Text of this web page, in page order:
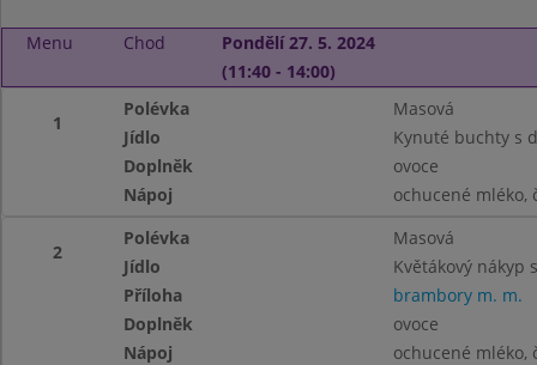
Menu Chod
Pondělí 27. 5. 2024
(11:40 - 14:00)
1
Polévka
Masová
Jídlo
Kynuté buchty s
Doplněk
ovoce
Nápoj
ochucené mléko,
2
Polévka
Masová
Jídlo
Květákový nákyp
Příloha
brambory m. m.
Doplněk
ovoce
Nápoj
ochucené mléko,